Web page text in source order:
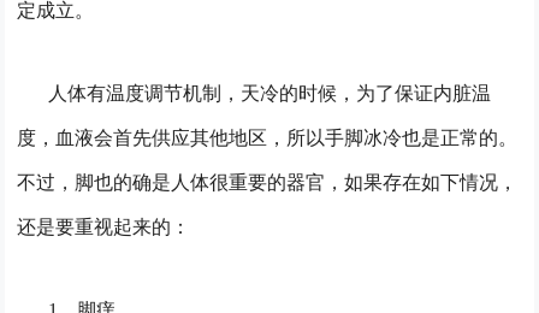
定成立。
人体有温度调节机制，天冷的时候，为了保证内脏温
度，血液会首先供应其他地区，所以手脚冰冷也是正常的。
不过，脚也的确是人体很重要的器官，如果存在如下情况，
还是要重视起来的：